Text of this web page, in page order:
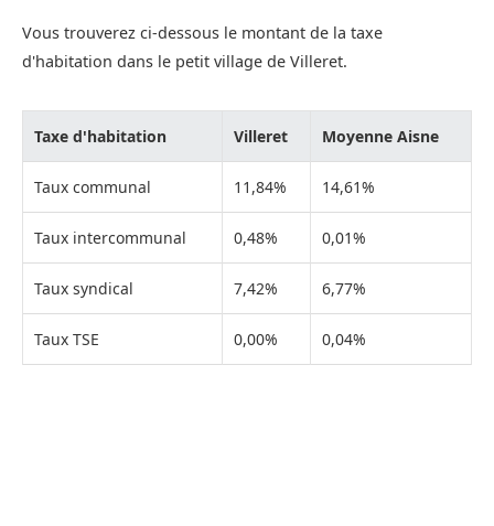
Vous trouverez ci-dessous le montant de la taxe
d'habitation dans le petit village de Villeret.
Taxe d'habitation Villeret Moyenne Aisne
Taux communal 11,84% 14,61%
Taux intercommunal 0,48% 0,01%
Taux syndical 7,42% 6,77%
Taux TSE 0,00% 0,04%